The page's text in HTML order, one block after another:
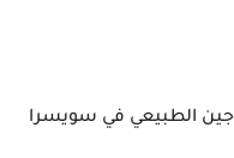
الطبيعي في سويسرا